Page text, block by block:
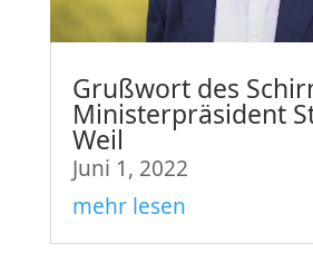
Grußwort des
Ministerpräsident
Weil
Juni 1, 2022
mehr lesen